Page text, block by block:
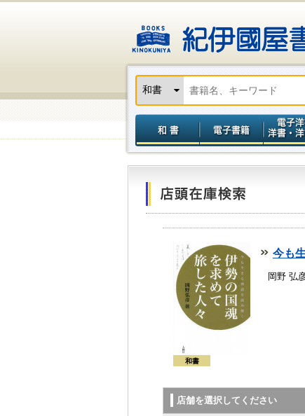
和書
今も
岡野 弘
店舗を選択してください